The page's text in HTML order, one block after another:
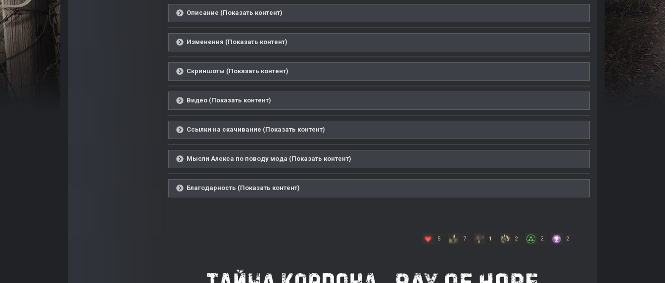
Описание (Показать контент)
Изменения (Показать контент)
Скриншоты (Показать контент)
Видео (Показать контент)
Ссылки на скачивание (Показать контент)
Мысли Алекса по поводу мода (Показать контент)
Благодарность (Показать контент)
5 7 1 2 2 2